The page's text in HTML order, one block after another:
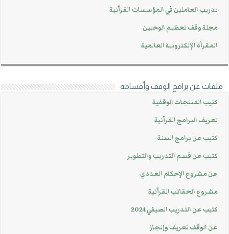
تدريب العاملين في المؤسسات القرآنية
مجلة وقف تعظيم الوحيين
المقرأة الإلكترونية العالمية
ملفات عن برامج الوقف وأقسامه
كتيب المنتجات الوقفية
تعريف البرامج القرآنية
كتيب عن برامج السنة
كتيب عن قسم التدريب والتطوير
عن مشروع الإحكام العددي
مشروع الحقائب القرآنية
كتيب عن التدريب الصيفي 2024
عن الوقف تعريف وإنجاز